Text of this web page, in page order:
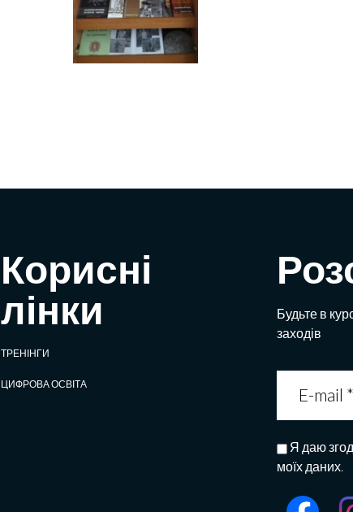
Корисні
лінки
ТРЕНІНГИ
ЦИФРОВА ОСВІТА
Будьте в
заходів
Я даю
моїх даних.